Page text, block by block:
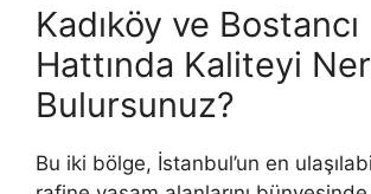
Kadıköy ve Bostancı
Hattında Kaliteyi
Bulursunuz?
Bu iki bölge, İstanbul’un en